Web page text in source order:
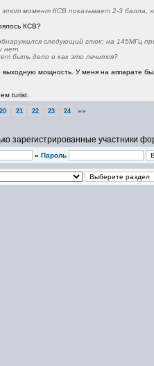
этот момент КСВ показывает 2-3 балла,
КСВ?
следующий глюк: на 145МГц
нет.
быть дело и как это лечится?
выходную мощность. У меня на аппарате
turist.
20 21 22 23 24 »»
зарегистрированные участники
» Пароль